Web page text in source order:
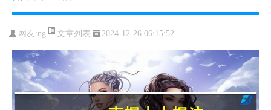
网友:ng 文章列表 2024-12-26 06:15:52